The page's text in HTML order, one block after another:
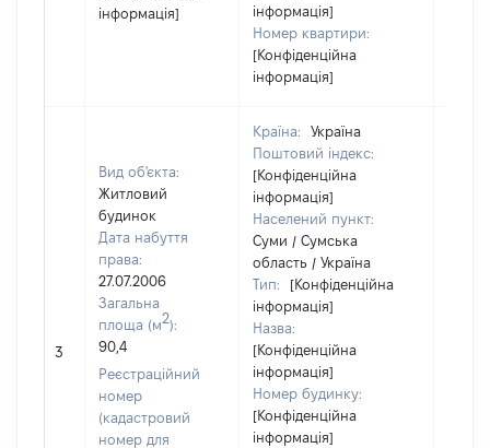
інформація]
інформація]
Номер квартири:
[Конфіденційна
інформація]
3
Вид об'єкта:
Житловий
будинок
Дата набуття
права:
27.07.2006
Загальна
площа (м2):
90,4
Реєстраційний
номер
(кадастровий
номер для
Країна:
Україна
Поштовий індекс:
[Конфіденційна
інформація]
Населений пункт:
Суми / Сумська
область / Україна
Тип:
[Конфіденційна
інформація]
Назва:
[Конфіденційна
інформація]
Номер будинку:
[Конфіденційна
інформація]